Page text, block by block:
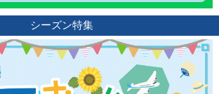
シーズン特集